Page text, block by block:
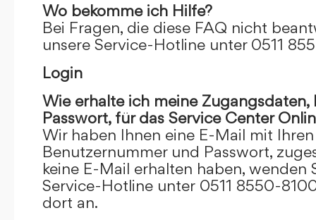
Wo bekomme ich Hilfe?
Bei Fragen, die diese FAQ nicht
unsere Service-Hotline unter 0511
Login
Wie erhalte ich meine
Passwort, für das Service Center
Wir haben Ihnen eine E-Mail mit
Benutzernummer und Passwort,
keine E-Mail erhalten haben, wenden
Service-Hotline unter 0511 8550-
dort an.